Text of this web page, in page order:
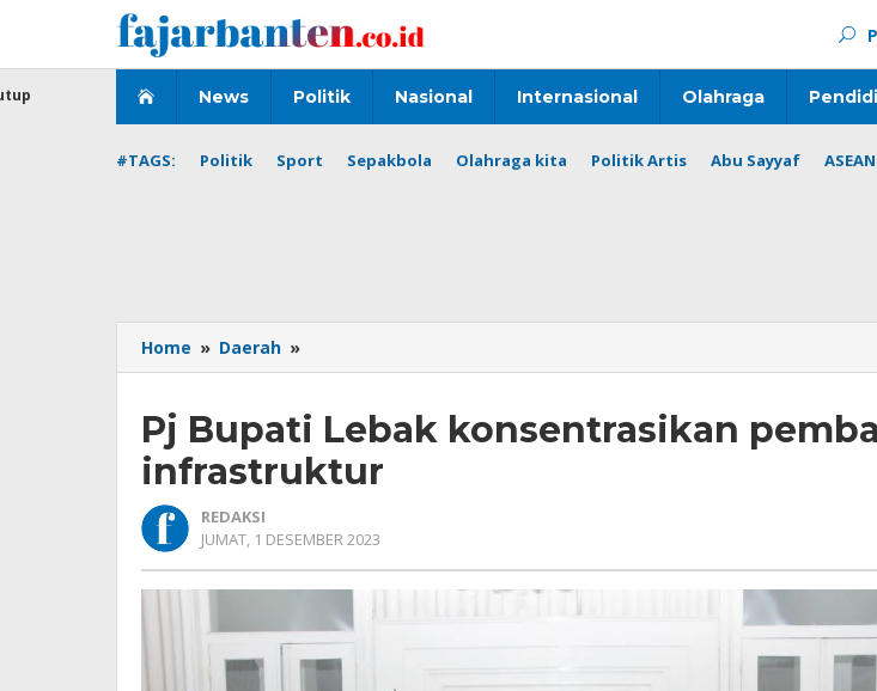
News Politik Nasional Internasional Olahraga
#TAGS: Politik Sport Sepakbola Olahraga kita Politik Artis Abu Sayyaf
Home » Daerah »
Bupati
konsentrasikan
pembangunan
infrastruktur
Pj Bupati Lebak konsentrasikan
infrastruktur
REDAKSI
JUMAT, 1 DESEMBER 2023